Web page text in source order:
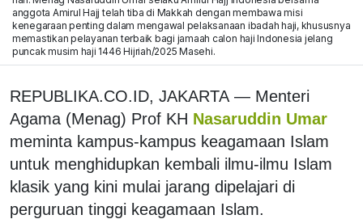
anggota Amirul Hajj telah tiba di Makkah dengan membawa misi
kenegaraan penting dalam mengawal pelaksanaan ibadah haji, khususnya
memastikan pelayanan terbaik bagi jamaah calon haji Indonesia jelang
puncak musim haji 1446 Hijriah/2025 Masehi.
REPUBLIKA.CO.ID, JAKARTA — Menteri
Agama (Menag) Prof KH Nasaruddin Umar
meminta kampus-kampus keagamaan Islam
untuk menghidupkan kembali ilmu-ilmu Islam
klasik yang kini mulai jarang dipelajari di
perguruan tinggi keagamaan Islam.